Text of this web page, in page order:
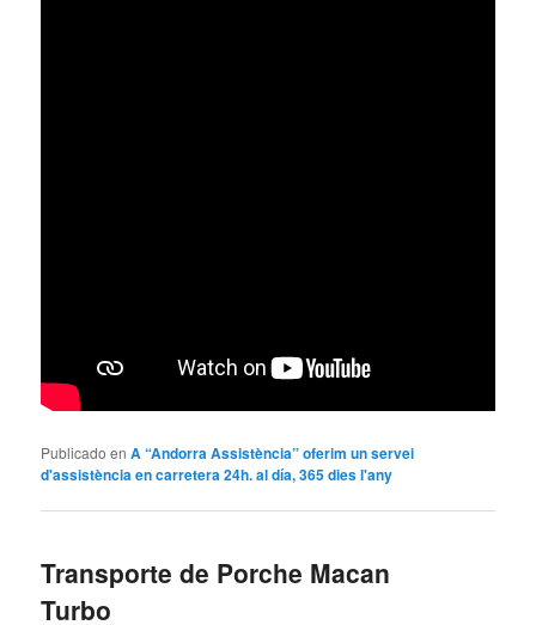
Publicado en A “Andorra Assistència” oferim un servei
d'assistència en carretera 24h. al día, 365 dies l'any
Transporte de Porche Macan
Turbo